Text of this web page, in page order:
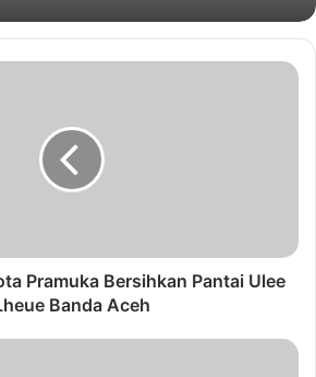
Pramuka Bersihkan Pantai Ulee
Banda Aceh